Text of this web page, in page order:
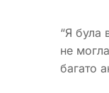
“Я була
не
багато